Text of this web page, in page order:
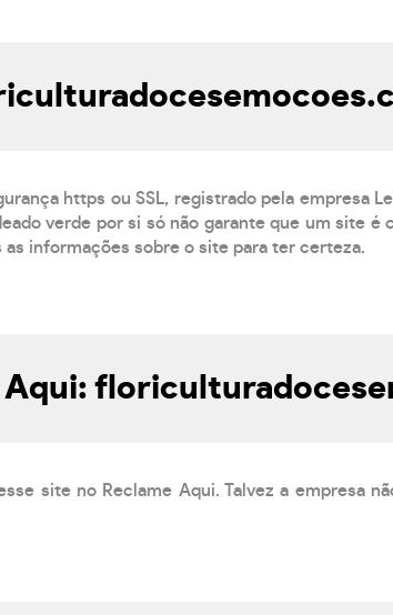
https ou SSL, registrado pela empresa
verde por si só não garante que um site é
as informações sobre o site para ter certeza.
Aqui:
site no Reclame Aqui. Talvez a empresa